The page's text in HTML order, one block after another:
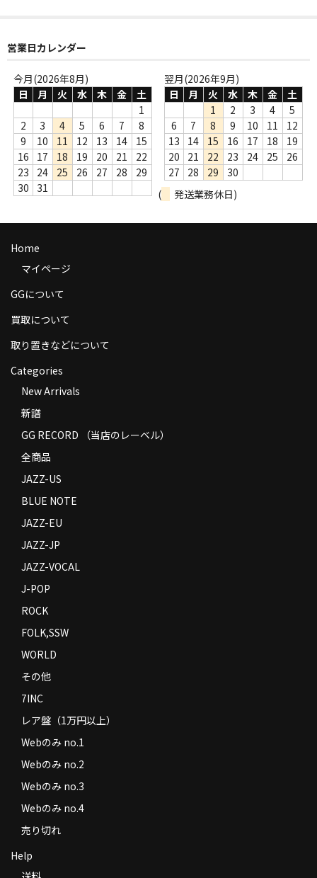
Webのみ no.1
Webのみ no.2
Webのみ no.4
売り切れ
Help
送料
商品の発送
返品
コンディション
Privacy Policy
特定商取引法に基づく表示
Contact
営業日カレンダー
今月(2026年8月)
日
月 火 水 木 金
土
1
2
3 4 5 6 7
8
9
10 11 12 13 14
15
16
17 18 19 20 21
22
23
24 25 26 27 28
29
30
31
翌月(2026年9月)
日
月 火 水 木 金
土
1
2 3 4
5
6
7 8 9 10 11
12
13
14 15 16 17 18
19
20
21 22 23 24 25
26
27
28 29
30
(
発送業務休日)
Home
マイページ
GGについて
買取について
取り置きなどについて
Categories
New Arrivals
新譜
GG RECORD （当店のレーベル）
全商品
JAZZ-US
BLUE NOTE
JAZZ-EU
JAZZ-JP
JAZZ-VOCAL
J-POP
ROCK
FOLK,SSW
WORLD
その他
7INC
レア盤（1万円以上）
Webのみ no.1
Webのみ no.2
Webのみ no.3
Webのみ no.4
売り切れ
Help